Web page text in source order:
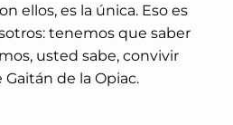
ellos, es la única. Eso es
tenemos que saber
usted sabe, convivir
Gaitán de la Opiac.